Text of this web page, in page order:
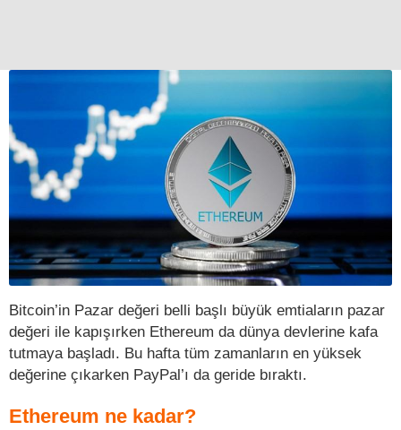
Bitcoin’in Pazar değeri belli başlı büyük emtiaların pazar
değeri ile kapışırken Ethereum da dünya devlerine kafa
tutmaya başladı. Bu hafta tüm zamanların en yüksek
değerine çıkarken PayPal’ı da geride bıraktı.
Ethereum ne kadar?